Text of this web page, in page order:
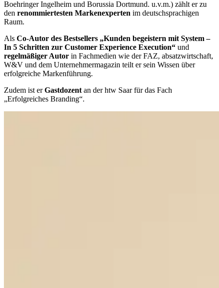
Boehringer Ingelheim und Borussia Dortmund. u.v.m.) zählt er zu
den renommiertesten Markenexperten im deutschsprachigen
Raum.
Als Co-Autor des Bestsellers „Kunden begeistern mit System –
In 5 Schritten zur Customer Experience Execution“ und
regelmäßiger Autor in Fachmedien wie der FAZ, absatzwirtschaft,
W&V und dem Unternehmermagazin teilt er sein Wissen über
erfolgreiche Markenführung.
Zudem ist erGastdozent an der htw Saar für das Fach
„Erfolgreiches Branding“.